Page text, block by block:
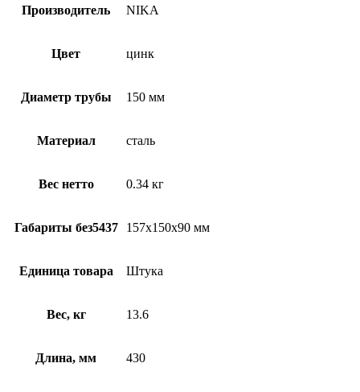
Производитель NIKA
Цвет цинк
Диаметр трубы 150 мм
Материал сталь
Вес нетто 0.34 кг
Габариты без5437 157х150х90 мм
Единица товара Штука
Вес, кг 13.6
Длина, мм 430